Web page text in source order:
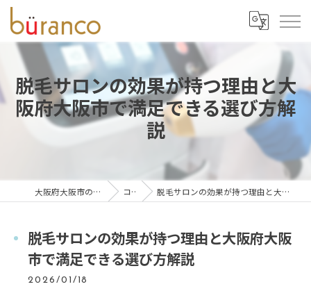
脱毛サロンの効果が持つ理由と大
阪府大阪市で満足できる選び方解
説
大阪府大阪市の脱毛ならbüranco コラム 脱毛サロンの効果が持つ理由と大阪府大阪市で満足できる選び方解説
脱毛サロンの効果が持つ理由と大阪府大阪
市で満足できる選び方解説
2026/01/18